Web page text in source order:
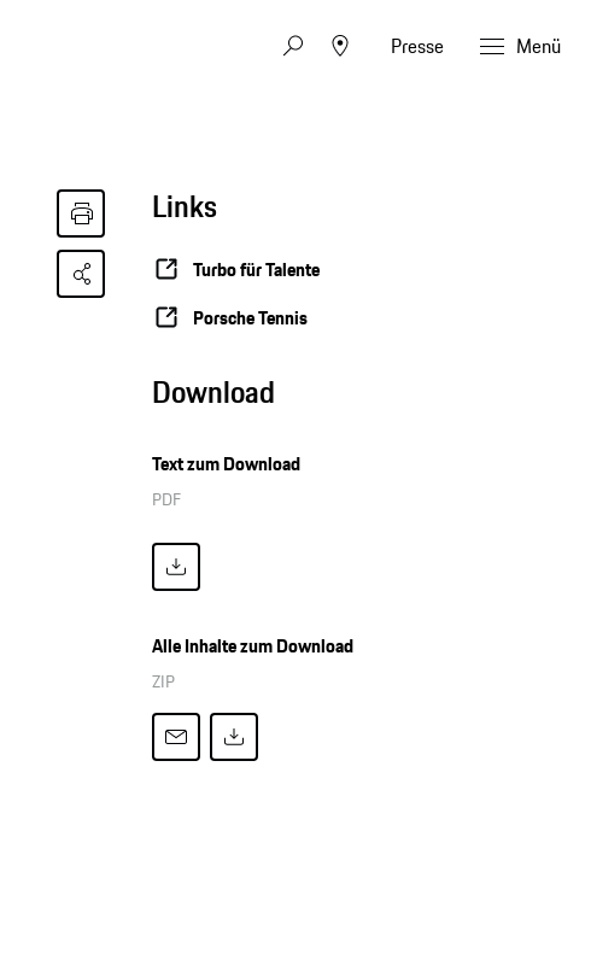
Presse Menü
Links
Turbo für Talente
Porsche Tennis
Download
Text zum Download
PDF
Alle Inhalte zum Download
ZIP